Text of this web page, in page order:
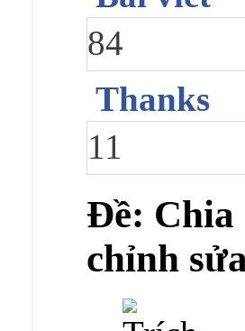
84
Thanks
11
Ðề: Chia
chỉnh